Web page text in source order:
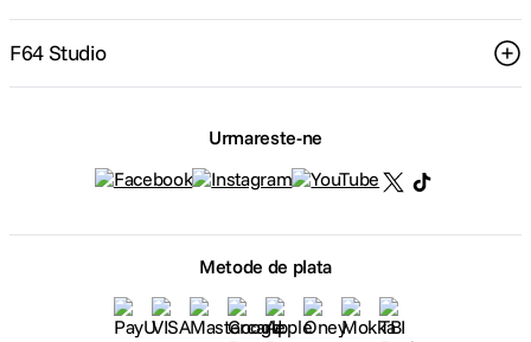
F64 Studio
Urmareste-ne
Metode de plata